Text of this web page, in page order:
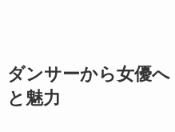
ダンサーから女優
と魅力